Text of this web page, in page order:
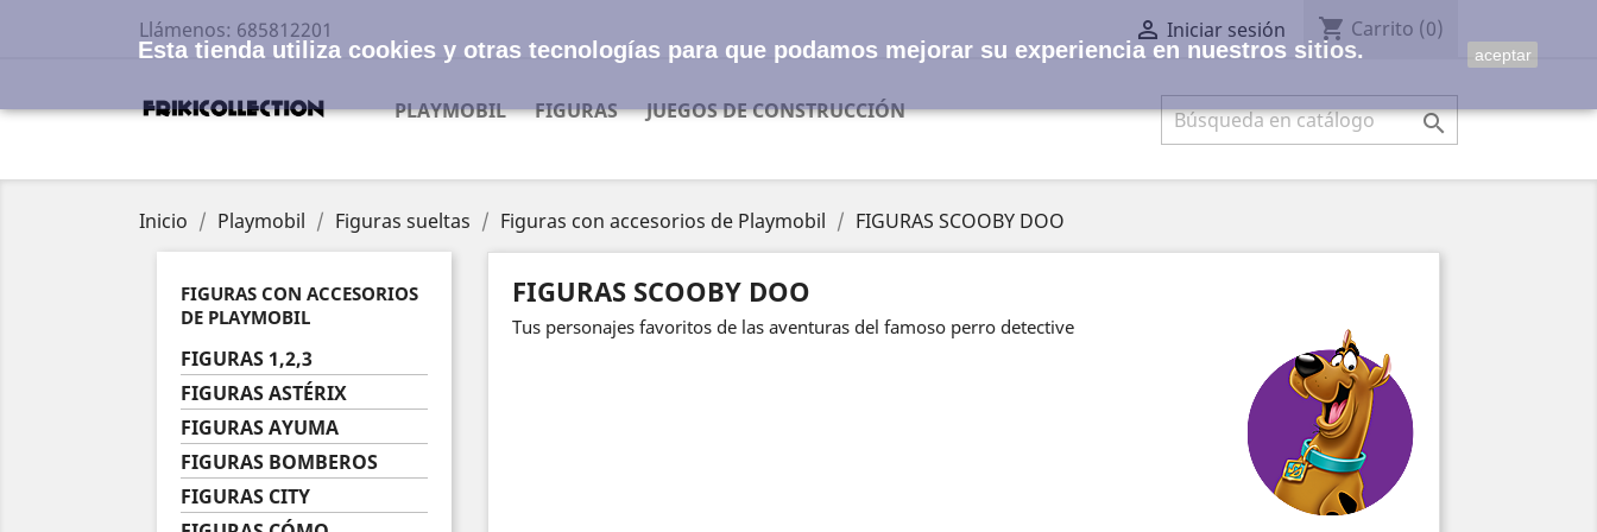
Llámenos: 685812201  Iniciar sesión shopping_cart Carrito (0)
PLAYMOBIL FIGURAS JUEGOS DE CONSTRUCCIÓN 
Inicio Playmobil Figuras sueltas Figuras con accesorios de Playmobil FIGURAS SCOOBY DOO
FIGURAS CON ACCESORIOS
DE PLAYMOBIL
FIGURAS 1,2,3
FIGURAS ASTÉRIX
FIGURAS AYUMA
FIGURAS BOMBEROS
FIGURAS CITY
FIGURAS SCOOBY DOO
Tus personajes favoritos de las aventuras del famoso perro detective
Esta tienda utiliza cookies y otras tecnologías para que podamos mejorar su experiencia en nuestros sitios. aceptar